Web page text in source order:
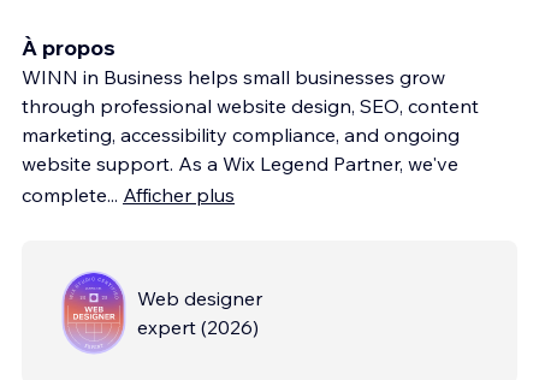
À propos
WINN in Business helps small businesses grow
through professional website design, SEO, content
marketing, accessibility compliance, and ongoing
website support. As a Wix Legend Partner, we've
complete... Afficher plus
Web designer
expert (2026)